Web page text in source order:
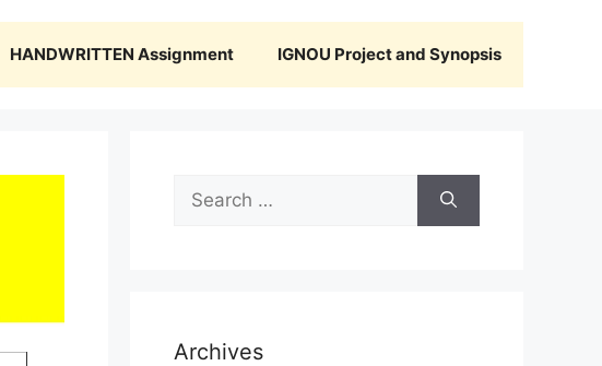
HANDWRITTEN Assignment IGNOU Project and Synopsis
Search
for:
Archives